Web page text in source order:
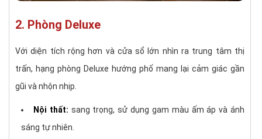
2. Phòng Deluxe
Với diện tích rộng hơn và cửa sổ lớn nhìn ra trung tâm thị
trấn, hạng phòng Deluxe hướng phố mang lại cảm giác gần
gũi và nhộn nhịp.
Nội thất: sang trọng, sử dụng gam màu ấm áp và ánh
sáng tự nhiên.